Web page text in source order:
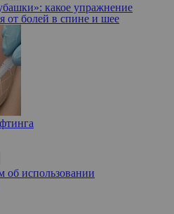
какое упражнение
от болей в спине и шее
об использовании